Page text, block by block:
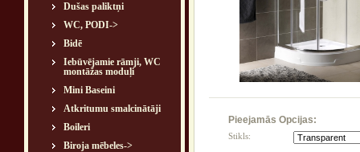
Dušas paliktņi
WC, PODI->
Bidē
Iebūvējamie rāmji, WC
montāžas moduļi
Mini Baseini
Atkritumu smalcinātāji
Boileri
Biroja mēbeles->
Pieejamās Opcijas:
Stikls: